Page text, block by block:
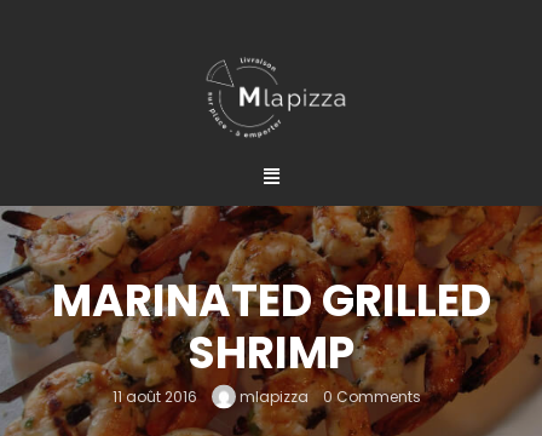
MARINATED GRILLED
SHRIMP
11 août 2016 mlapizza 0 Comments